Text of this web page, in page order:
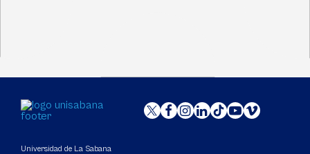
Universidad de La Sabana